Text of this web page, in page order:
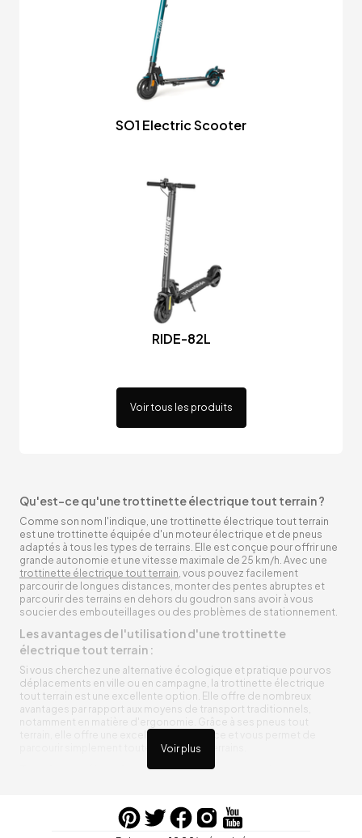
SO1 Electric Scooter
RIDE-82L
Voir tous les produits
Voir plus
Qu'est-ce qu'une trottinette électrique tout terrain ?
Comme son nom l'indique, une trottinette électrique tout terrain
est une trottinette équipée d'un moteur électrique et de pneus
adaptés à tous les types de terrains. Elle est conçue pour offrir une
grande autonomie et une vitesse maximale de 25 km/h. Avec une
trottinette électrique tout terrain, vous pouvez facilement
parcourir de longues distances, monter des pentes abruptes et
parcourir des terrains en dehors du goudron sans avoir à vous
soucier des embouteillages ou des problèmes de stationnement.
Les avantages de l'utilisation d'une trottinette
électrique tout terrain :
Si vous cherchez une alternative écologique et pratique pour vos
déplacements en ville ou en campagne, la trottinette électrique
tout terrain est une excellente option. Elle offre de nombreux
avantages par rapport aux moyens de transport traditionnels,
notamment en matière d'ergonomie. Grâce à ses pneus tout
terrain, elle offre une excellente adhérence et vous permet de
parcourir simplement toutes sortes de terrains.
Trottinette électrique tout terrain ergonomique
entre vos trajets, vous n’aurez pas à vous soucier de l’état de sa
batterie. De plus, elle est équipée de pneus résistants qui peuvent